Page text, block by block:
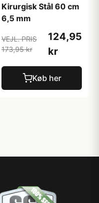
Kirurgisk Stål 60 cm
6,5 mm
VEJL. PRIS
173,95 kr
124,95
kr
Køb her